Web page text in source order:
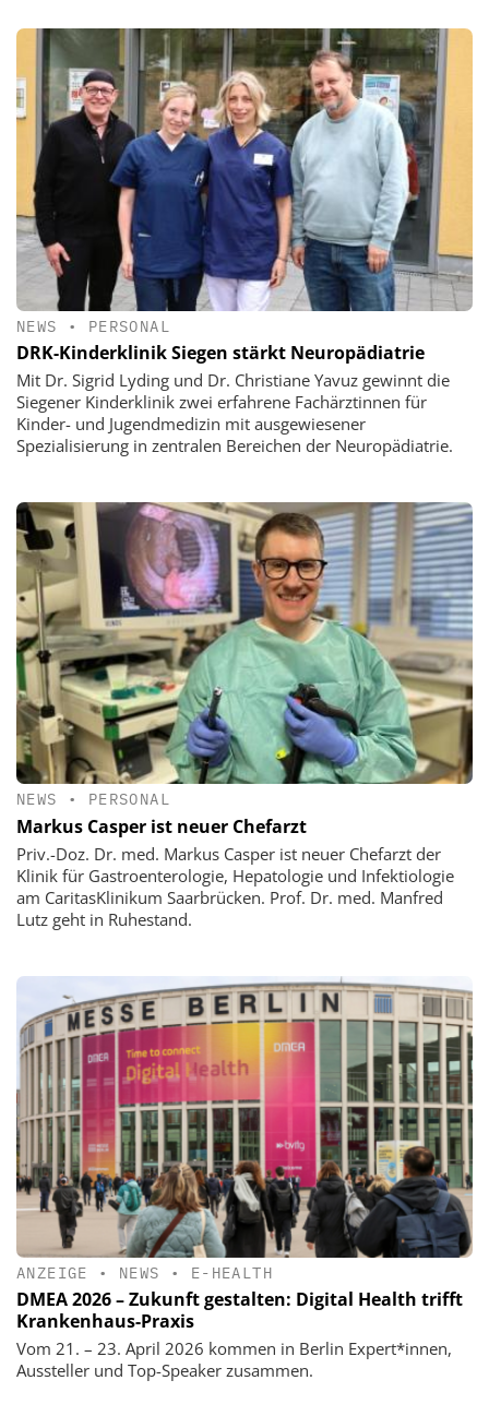
NEWS • PERSONAL
DRK-Kinderklinik Siegen stärkt Neuropädiatrie
Mit Dr. Sigrid Lyding und Dr. Christiane Yavuz gewinnt die
Siegener Kinderklinik zwei erfahrene Fachärztinnen für
Kinder- und Jugendmedizin mit ausgewiesener
Spezialisierung in zentralen Bereichen der Neuropädiatrie.
NEWS • PERSONAL
Markus Casper ist neuer Chefarzt
Priv.-Doz. Dr. med. Markus Casper ist neuer Chefarzt der
Klinik für Gastroenterologie, Hepatologie und Infektiologie
am CaritasKlinikum Saarbrücken. Prof. Dr. med. Manfred
Lutz geht in Ruhestand.
ANZEIGE • NEWS • E-HEALTH
DMEA 2026 – Zukunft gestalten: Digital Health trifft
Krankenhaus-Praxis
Vom 21. – 23. April 2026 kommen in Berlin Expert*innen,
Aussteller und Top-Speaker zusammen.